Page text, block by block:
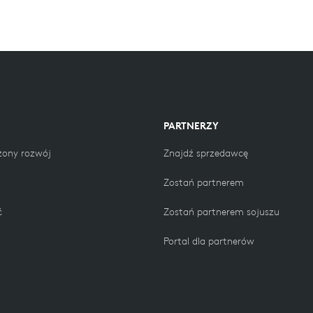
rozwój
PARTNERZY
Znajdź sprzedawcę
Zostań partnerem
Zostań partnerem sojuszu
Portal dla partnerów